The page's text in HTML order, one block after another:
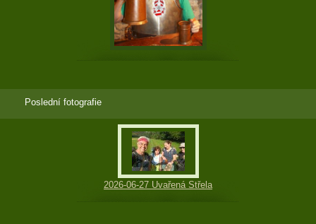
Poslední fotografie
2026-06-27 Uvařená Střela